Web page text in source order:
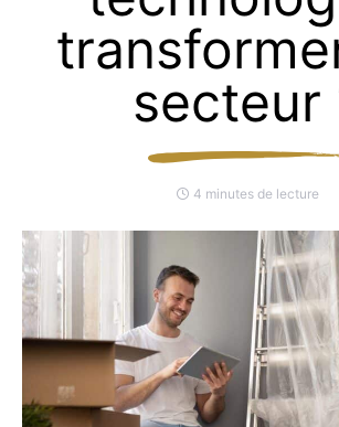
secteur
4 minutes de lecture